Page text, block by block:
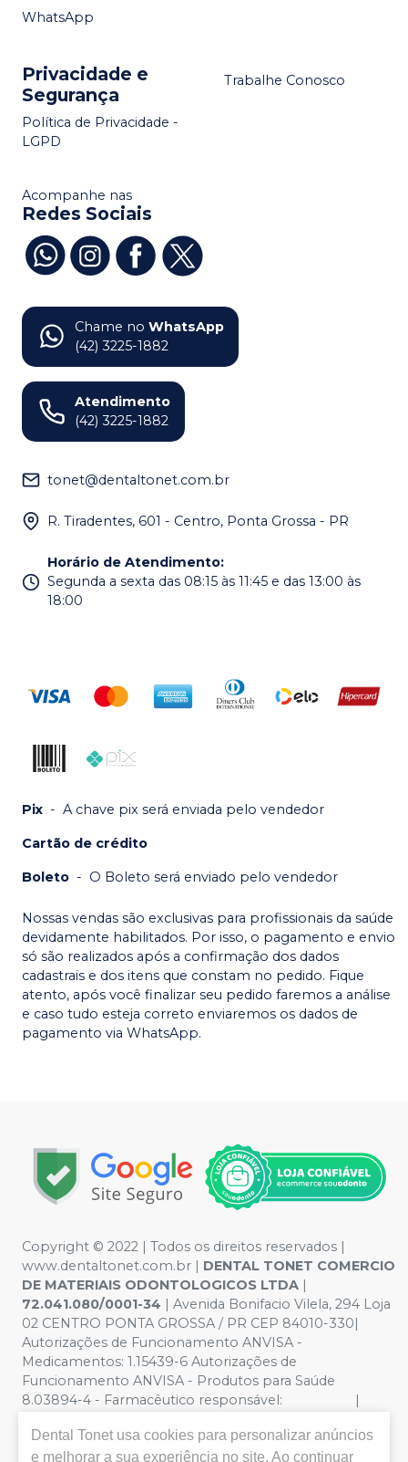
WhatsApp
Privacidade e
Segurança
Política de Privacidade -
LGPD
Trabalhe Conosco
Acompanhe nas
Redes Sociais
Chame no WhatsApp
(42) 3225-1882
Atendimento
(42) 3225-1882
tonet@dentaltonet.com.br
R. Tiradentes, 601 - Centro, Ponta Grossa - PR
Horário de Atendimento:
Segunda a sexta das 08:15 às 11:45 e das 13:00 às
18:00
Pix - A chave pix será enviada pelo vendedor
Cartão de crédito
Boleto - O Boleto será enviado pelo vendedor
Nossas vendas são exclusivas para profissionais da saúde
devidamente habilitados. Por isso, o pagamento e envio
só são realizados após a confirmação dos dados
cadastrais e dos itens que constam no pedido. Fique
atento, após você finalizar seu pedido faremos a análise
e caso tudo esteja correto enviaremos os dados de
pagamento via WhatsApp.
Copyright © 2022 | Todos os direitos reservados |
www.dentaltonet.com.br | DENTAL TONET COMERCIO
DE MATERIAIS ODONTOLOGICOS LTDA |
72.041.080/0001-34 | Avenida Bonifacio Vilela, 294 Loja
02 CENTRO PONTA GROSSA / PR CEP 84010-330|
Autorizações de Funcionamento ANVISA -
Medicamentos: 1.15439-6 Autorizações de
Funcionamento ANVISA - Produtos para Saúde
8.03894-4 - Farmacêutico responsável: |
ilustrativas - Os preços e condições da loja virtual estão
sujeitos a alterações. Em caso de divergência de preços
Dental Tonet usa cookies para personalizar anúncios
e melhorar a sua experiência no site. Ao continuar